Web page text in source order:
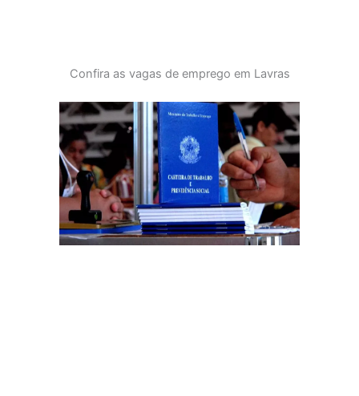
Confira as vagas de emprego em Lavras